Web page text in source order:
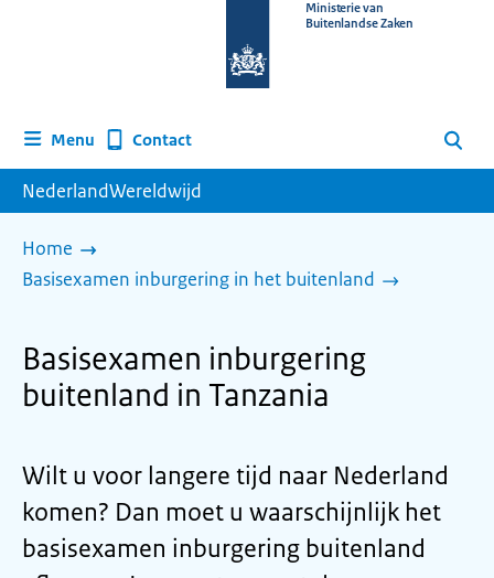
homepage
Ministerie van
Buitenlandse Zaken
Menu Contact Zoeken
NederlandWereldwijd
Home
Basisexamen inburgering in het buitenland
Basisexamen inburgering
buitenland in Tanzania
Wilt u voor langere tijd naar Nederland
komen? Dan moet u waarschijnlijk het
basisexamen inburgering buitenland